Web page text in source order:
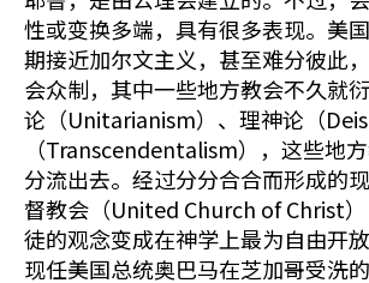
性或变换多端，具有很多表现。美
期接近加尔文主义，甚至难分彼此
会众制，其中一些地方教会不久就
论（Unitarianism）、理神论（
（Transcendentalism），这些地
分流出去。经过分分合合而形成的
督教会（United Church of Christ
徒的观念变成在神学上最为自由开放
现任美国总统奥巴马在芝加哥受洗